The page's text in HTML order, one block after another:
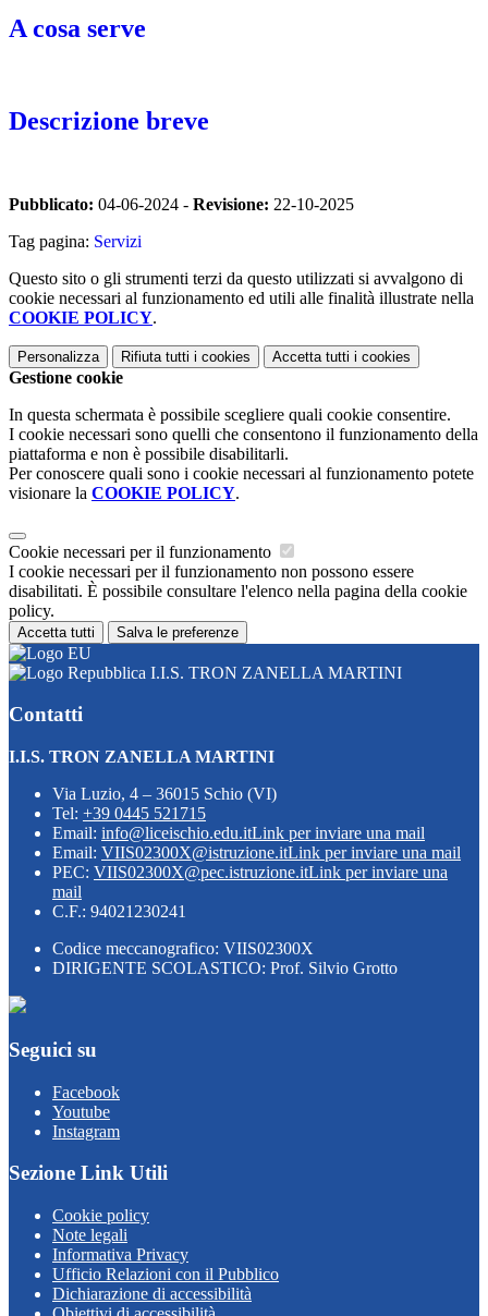
A cosa serve
Descrizione breve
Pubblicato: 04-06-2024 - Revisione: 22-10-2025
Tag pagina: Servizi
Questo sito o gli strumenti terzi da questo utilizzati si avvalgono di
cookie necessari al funzionamento ed utili alle finalità illustrate nella
COOKIE POLICY.
Personalizza Rifiuta tutti i cookies Accetta tutti i cookies
Gestione cookie
In questa schermata è possibile scegliere quali cookie consentire.
I cookie necessari sono quelli che consentono il funzionamento della
piattaforma e non è possibile disabilitarli.
Per conoscere quali sono i cookie necessari al funzionamento potete
visionare la COOKIE POLICY.
Cookie necessari per il funzionamento
I cookie necessari per il funzionamento non possono essere
disabilitati. È possibile consultare l'elenco nella pagina della cookie
policy.
Accetta tutti Salva le preferenze
I.I.S. TRON ZANELLA MARTINI
Contatti
I.I.S. TRON ZANELLA MARTINI
Via Luzio, 4 – 36015 Schio (VI)
Tel: +39 0445 521715
Email: info@liceischio.edu.itLink per inviare una mail
Email: VIIS02300X@istruzione.itLink per inviare una mail
PEC: VIIS02300X@pec.istruzione.itLink per inviare una
mail
C.F.: 94021230241
Codice meccanografico: VIIS02300X
DIRIGENTE SCOLASTICO: Prof. Silvio Grotto
Seguici su
Facebook
Youtube
Instagram
Sezione Link Utili
Cookie policy
Note legali
Informativa Privacy
Ufficio Relazioni con il Pubblico
Dichiarazione di accessibilità